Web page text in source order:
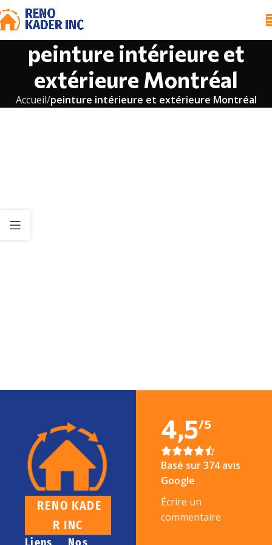
peinture intérieure et
extérieure Montréal
Accueil peinture intérieure et extérieure Montréal
RENO KADE
R INC
4,5/5
Basé sur 374 avis
Google
Écrire un
commentaire